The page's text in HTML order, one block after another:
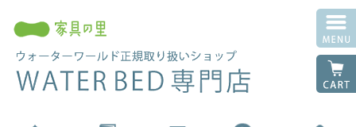
新着順
登録順
価格が安い順
価格が高い順